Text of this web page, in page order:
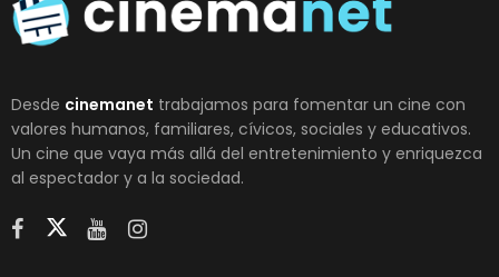
Desde cinemanet trabajamos para fomentar un cine con
valores humanos, familiares, cívicos, sociales y educativos.
Un cine que vaya más allá del entretenimiento y enriquezca
al espectador y a la sociedad.